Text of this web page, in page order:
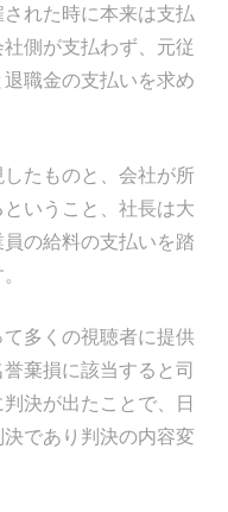
れた時に本来は支払
側が支払わず、元従
職金の支払いを求め
たものと、会社が所
いうこと、社長は大
の給料の支払いを踏
多くの視聴者に提供
棄損に該当すると司
決が出たことで、日
であり判決の内容変